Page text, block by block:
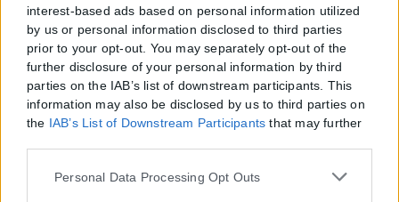
interest-based ads based on personal information utilized
by us or personal information disclosed to third parties
prior to your opt-out. You may separately opt-out of the
further disclosure of your personal information by third
parties on the IAB’s list of downstream participants. This
information may also be disclosed by us to third parties on
the IAB’s List of Downstream Participants that may further
Please note that this website/app uses one or more Google
Personal Data Processing Opt Outs